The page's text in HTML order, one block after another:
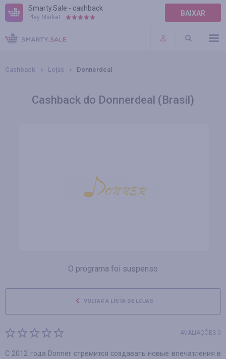
Smarty.Sale - cashback
Play Market: BAIXAR
AJUDA
TERMOS DE USO
Cashback Lojas Donnerdeal
Cashback do Donnerdeal (Brasil)
O programa foi suspenso
VOLTAR À LISTA DE LOJAS
AVALIAÇÕES 0
С 2012 года Donner стремится создавать новые впечатления в